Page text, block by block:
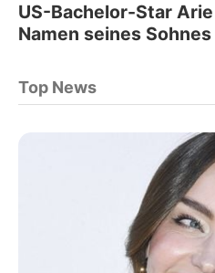
US-Bachelor-Star
Namen seines Sohnes
Top News